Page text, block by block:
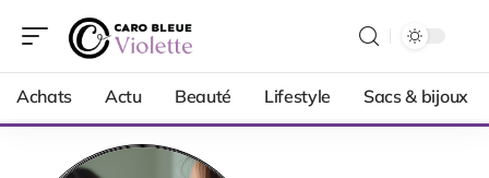
Achats Actu Beauté Lifestyle Sacs & bijoux